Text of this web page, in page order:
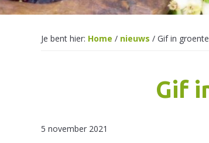
Je bent hier: Home / nieuws /Gif in
Gif
5 november 2021